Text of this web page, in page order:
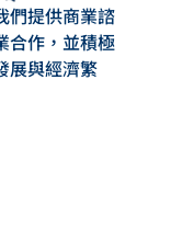
們提供商業諮
合作，並積極
展與經濟繁